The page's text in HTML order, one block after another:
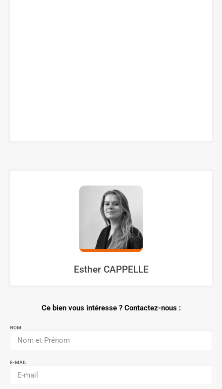
Esther CAPPELLE
Ce bien vous intéresse ? Contactez-nous :
NOM
E-MAIL